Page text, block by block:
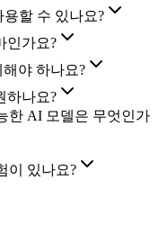
할 수 있나요?
인가요?
야 하나요?
하나요?
한 AI 모델은 무엇인가
이 있나요?